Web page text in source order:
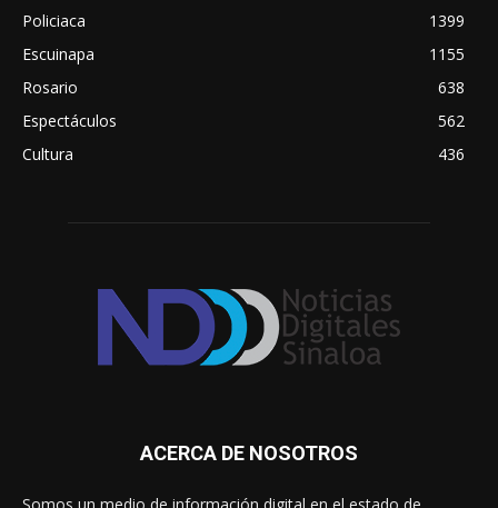
Policiaca
1399
Escuinapa
1155
Rosario
638
Espectáculos
562
Cultura
436
ACERCA DE NOSOTROS